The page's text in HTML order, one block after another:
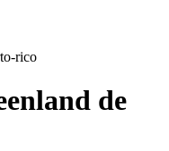
rico
de